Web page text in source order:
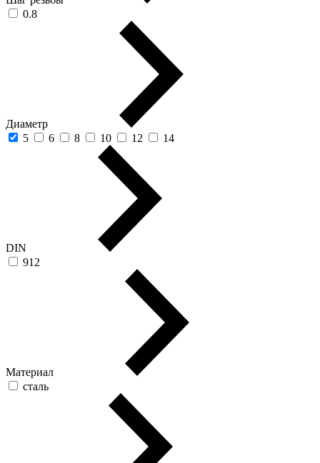
0.8
Диаметр
5
6 8 10 12 14
DIN
912
Материал
сталь